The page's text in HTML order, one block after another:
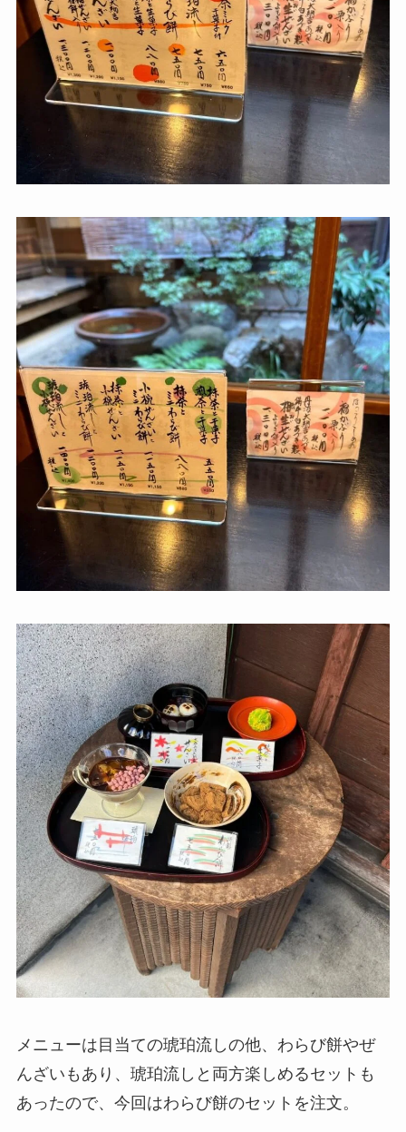
メニューは目当ての琥珀流しの他、わらび餅やぜ
んざいもあり、琥珀流しと両方楽しめるセットも
あったので、今回はわらび餅のセットを注文。